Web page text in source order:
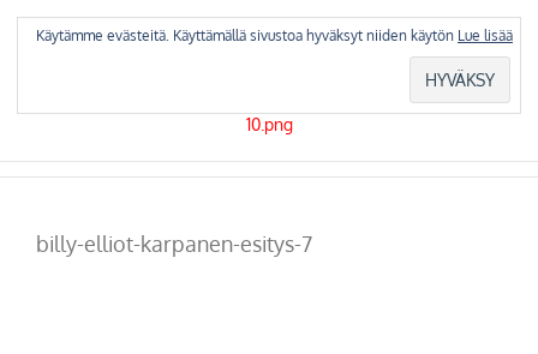
billy-elliot-karpanen-esitys-7
Käytämme evästeitä. Käyttämällä sivustoa hyväksyt niiden käytön Lue lisää